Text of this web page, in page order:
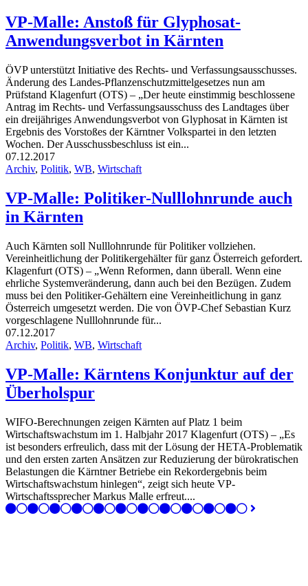
VP-Malle: Anstoß für Glyphosat-
Anwendungsverbot in Kärnten
ÖVP unterstützt Initiative des Rechts- und Verfassungsausschusses.
Änderung des Landes-Pflanzenschutzmittelgesetzes nun am
Prüfstand Klagenfurt (OTS) – „Der heute einstimmig beschlossene
Antrag im Rechts- und Verfassungsausschuss des Landtages über
ein dreijähriges Anwendungsverbot von Glyphosat in Kärnten ist
Ergebnis des Vorstoßes der Kärntner Volkspartei in den letzten
Wochen. Der Ausschussbeschluss ist ein...
07.12.2017
Archiv, Politik, WB, Wirtschaft
VP-Malle: Politiker-Nulllohnrunde auch
in Kärnten
Auch Kärnten soll Nulllohnrunde für Politiker vollziehen.
Vereinheitlichung der Politikergehälter für ganz Österreich gefordert.
Klagenfurt (OTS) – „Wenn Reformen, dann überall. Wenn eine
ehrliche Systemveränderung, dann auch bei den Bezügen. Zudem
muss bei den Politiker-Gehältern eine Vereinheitlichung in ganz
Österreich umgesetzt werden. Die von ÖVP-Chef Sebastian Kurz
vorgeschlagene Nulllohnrunde für...
07.12.2017
Archiv, Politik, WB, Wirtschaft
VP-Malle: Kärntens Konjunktur auf der
Überholspur
WIFO-Berechnungen zeigen Kärnten auf Platz 1 beim
Wirtschaftswachstum im 1. Halbjahr 2017 Klagenfurt (OTS) – „Es
ist besonders erfreulich, dass mit der Lösung der HETA-Problematik
und den ersten zarten Ansätzen zur Reduzierung der bürokratischen
Belastungen die Kärntner Betriebe ein Rekordergebnis beim
Wirtschaftswachstum hinlegen“, zeigt sich heute VP-
Wirtschaftssprecher Markus Malle erfreut....